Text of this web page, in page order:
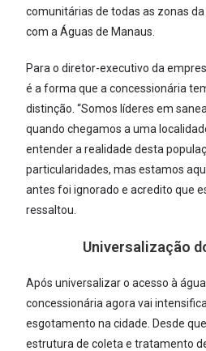
comunitárias de todas as zonas
com a Águas de Manaus.
Para o diretor-executivo da
é a forma que a concessionária
distinção. “Somos líderes em
quando chegamos a uma
entender a realidade desta
particularidades, mas estamos
antes foi ignorado e acredito que
ressaltou.
Universalização
Após universalizar o acesso à
concessionária agora vai
esgotamento na cidade. Desde
estrutura de coleta e tratamento